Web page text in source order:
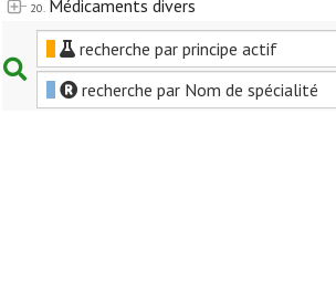
20. Médicaments divers
recherche par principe actif
recherche par Nom de spécialité